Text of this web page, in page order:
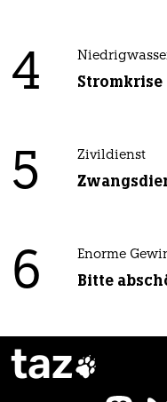
4 Stromkrise
5 Zivildienst
6 Enorme
Bitte
taz